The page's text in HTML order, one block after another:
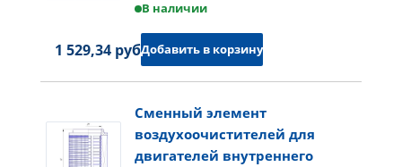
В наличии
1 529,34 руб.Добавить в корзину
Сменный элемент
воздухоочистителей для
двигателей внутреннего